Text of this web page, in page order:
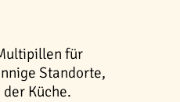
für
Standorte,
Küche.